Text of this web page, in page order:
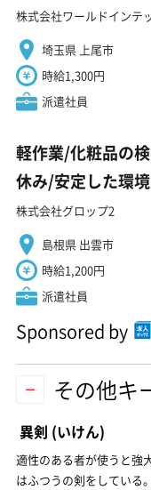
株式会社ワールドインテ
埼玉県 上尾市
時給1,300円
派遣社員
軽作業/化粧品の
休み/安定した環
株式会社グロップ2
島根県 出雲市
時給1,200円
派遣社員
Sponsored by
その他キ
異剣 (いけん)
適性のある者が使うと強
はふつうの剣をしている